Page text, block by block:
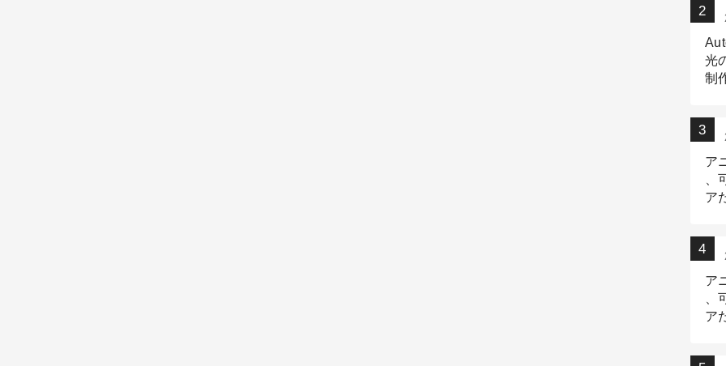
光
制
ア
ア
ア
ア